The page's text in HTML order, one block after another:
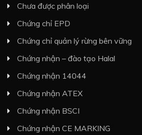
Chưa được phân loại
Chứng chỉ EPD
Chứng chỉ quản lý rừng bên vững
Chứng nhận – đào tạo Halal
Chứng nhận 14044
Chứng nhận ATEX
Chứng nhận BSCI
Chứng nhận CE MARKING